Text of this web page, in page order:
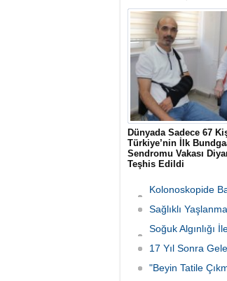
dayanan Hiperbarik
(HBOT), 2026'nın ilk altı
93 hastanın iyileşme
sağladı.
Dünyada Sadece 67
Türkiye’nin İlk
Sendromu Vakası
Teşhis Edildi
ağrısı şikayetiyle
41 yaşındaki Şehmus
dünyada son derece
Kolonoskopide
Neden Oluyor
Sağlıklı
Soğuk Algınlığı
Tutundu
17 Yıl Sonra
"Beyin Tatile